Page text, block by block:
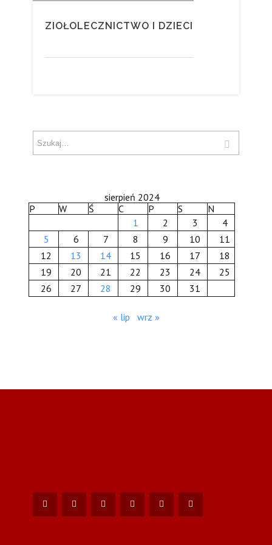
ZIOŁOLECZNICTWO I DZIECI
sierpień 2024
P
W Ś C P S
N
1
2 3
4
5
6 7 8 9 10
11
12
13 14 15 16 17
18
19
20 21 22 23 24
25
26
27 28 29 30 31
« lip wrz »